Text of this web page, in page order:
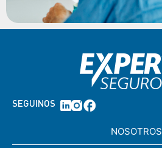
SEGUINOS
NOSOTROS